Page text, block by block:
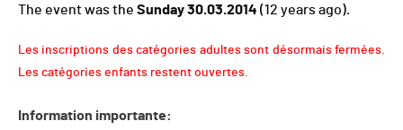
The event was the Sunday 30.03.2014 (12 years ago).
Les inscriptions des catégories adultes sont désormais fermées.
Les catégories enfants restent ouvertes.
Information importante: